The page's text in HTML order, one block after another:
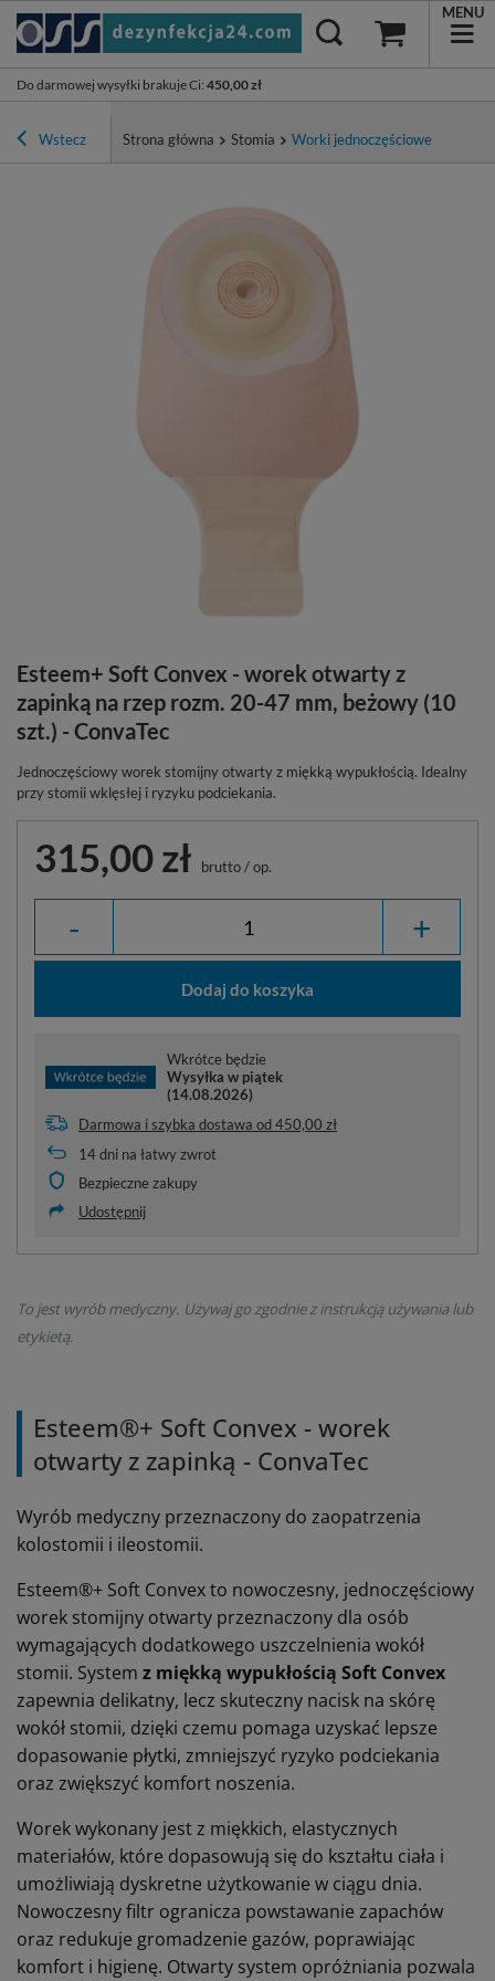
Do darmowej wysyłki brakuje Ci: 450,00 zł
MENU
Wstecz Strona główna Stomia Worki jednoczęściowe
Esteem+ Soft Convex - worek otwarty z
zapinką na rzep rozm. 20-47 mm, beżowy (10
szt.) - ConvaTec
Jednoczęściowy worek stomijny otwarty z miękką wypukłością. Idealny
przy stomii wklęsłej i ryzyku podciekania.
315,00 zł brutto/op.
- +
Dodaj do koszyka
Wkrótce będzie
Wysyłka w piątek
(14.08.2026)
Darmowa i szybka dostawa od450,00 zł
14dni na łatwy zwrot
Bezpieczne zakupy
Udostępnij
To jest wyrób medyczny. Używaj go zgodnie z instrukcją używania lub
etykietą.
Esteem®+ Soft Convex - worek
otwarty z zapinką - ConvaTec
Wyrób medyczny przeznaczony do zaopatrzenia
kolostomii i ileostomii.
Esteem®+ Soft Convex to nowoczesny, jednoczęściowy
worek stomijny otwarty przeznaczony dla osób
wymagających dodatkowego uszczelnienia wokół
stomii. System z miękką wypukłością Soft Convex
zapewnia delikatny, lecz skuteczny nacisk na skórę
wokół stomii, dzięki czemu pomaga uzyskać lepsze
dopasowanie płytki, zmniejszyć ryzyko podciekania
oraz zwiększyć komfort noszenia.
Worek wykonany jest z miękkich, elastycznych
materiałów, które dopasowują się do kształtu ciała i
umożliwiają dyskretne użytkowanie w ciągu dnia.
Nowoczesny filtr ogranicza powstawanie zapachów
oraz redukuje gromadzenie gazów, poprawiając
komfort i higienę. Otwarty system opróżniania pozwala